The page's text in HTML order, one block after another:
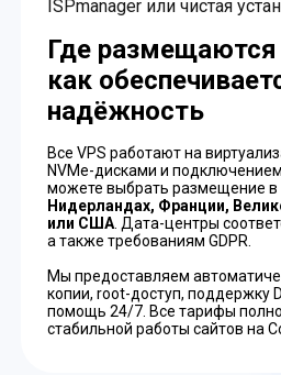
ISPmanager или чистая
Где размещаются
как
надёжность
Все VPS работают на
NVMe-дисками и
можете выбрать размещение в
Нидерландах, Франции,
или США . Дата-центры
а также требованиям GDPR.
Мы предоставляем
копии, root-доступ, поддержку
помощь 24/7. Все тарифы
стабильной работы сайтов на